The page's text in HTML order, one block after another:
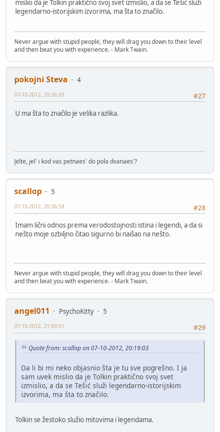
mislio da je Tolkin praktično svoj svet izmislio, a da se Tešić služi
legendarno-istorijskim izvorima, ma šta to značilo.
Never argue with stupid people, they will drag you down to their level
and then beat you with experience. - Mark Twain.
pokojni Steva
4
#27
07-10-2012, 20:26:33
U ma šta to značilo je velika razlika.
Jelte, jel' i kod vas petnaes' do pola dvanaes'?
scallop
5
#28
07-10-2012, 20:36:58
Imam lični odnos prema verodostojnosti istina i legendi, a da si
nešto moje ozbiljno čitao sigurno bi naišao na nešto.
Never argue with stupid people, they will drag you down to their level
and then beat you with experience. - Mark Twain.
angel011 PsychoKitty
5
#29
07-10-2012, 21:09:01
Quote from: scallop on 07-10-2012, 20:19:03
Da li bi mi neko objasnio šta je tu sve pogrešno. I ja
sam uvek mislio da je Tolkin praktično svoj svet
izmislio, a da se Tešić služi legendarno-istorijskim
izvorima, ma šta to značilo.
Tolkin se žestoko služio mitovima i legendama.